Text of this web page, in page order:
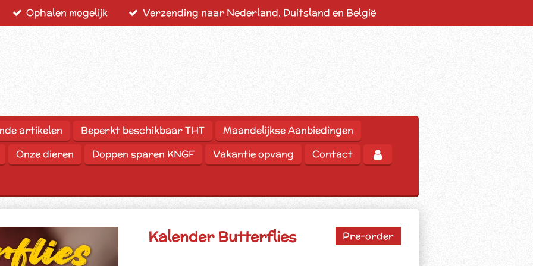
Ophalen mogelijk Verzending naar Nederland, Duitsland en België
artikelen Beperkt beschikbaar THT
Maandelijkse Aanbiedingen
Onze dieren Doppen sparen KNGF Vakantie opvang Contact
Kalender Butterflies Pre-order